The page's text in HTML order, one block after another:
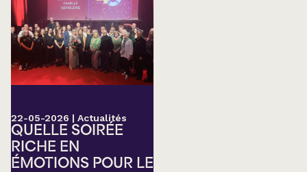
22-05-2026 | Actualités
QUELLE SOIRÉE
RICHE EN
ÉMOTIONS POUR LE